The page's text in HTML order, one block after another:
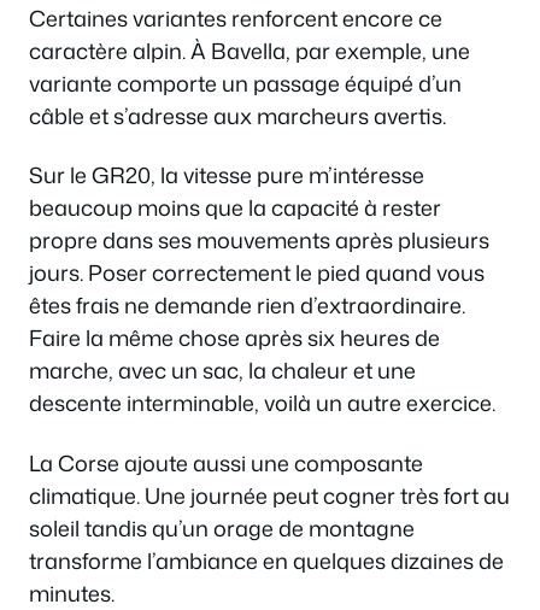
Certaines variantes renforcent encore ce
caractère alpin. À Bavella, par exemple, une
variante comporte un passage équipé d’un
câble et s’adresse aux marcheurs avertis.
Sur le GR20, la vitesse pure m’intéresse
beaucoup moins que la capacité à rester
propre dans ses mouvements après plusieurs
jours. Poser correctement le pied quand vous
êtes frais ne demande rien d’extraordinaire.
Faire la même chose après six heures de
marche, avec un sac, la chaleur et une
descente interminable, voilà un autre exercice.
La Corse ajoute aussi une composante
climatique. Une journée peut cogner très fort au
soleil tandis qu’un orage de montagne
transforme l’ambiance en quelques dizaines de
minutes.